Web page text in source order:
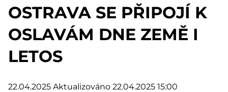
OSTRAVA SE PŘIPOJÍ K
OSLAVÁM DNE ZEMĚ I
LETOS
22.04.2025 Aktualizováno 22.04.2025 15:00